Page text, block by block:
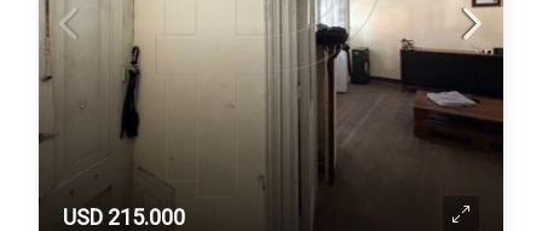
USD 215.000